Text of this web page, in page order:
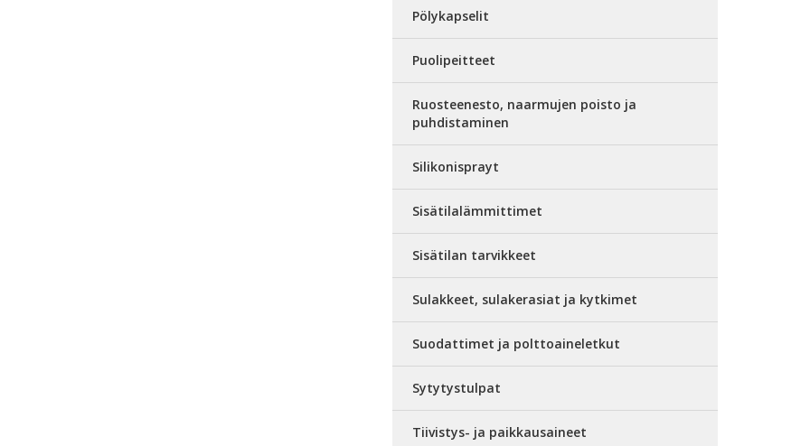
Pölykapselit
Puolipeitteet
Ruosteenesto, naarmujen poisto ja
puhdistaminen
Silikonisprayt
Sisätilalämmittimet
Sisätilan tarvikkeet
Sulakkeet, sulakerasiat ja kytkimet
Suodattimet ja polttoaineletkut
Sytytystulpat
Tiivistys- ja paikkausaineet